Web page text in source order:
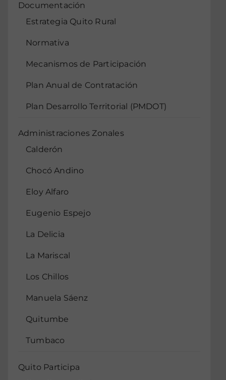
Documentación
Estrategia Quito Rural
Normativa
Mecanismos de Participación
Plan Anual de Contratación
Plan Desarrollo Territorial (PMDOT)
Administraciones Zonales
Calderón
Chocó Andino
Eloy Alfaro
Eugenio Espejo
La Delicia
La Mariscal
Los Chillos
Manuela Sáenz
Quitumbe
Tumbaco
Quito Participa